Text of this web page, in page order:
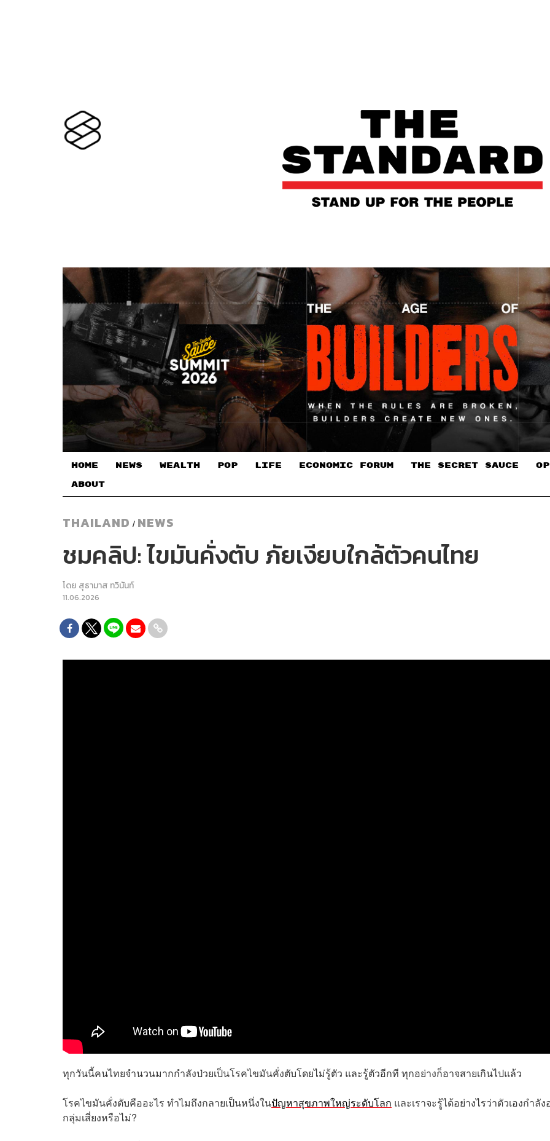
HOME NEWS WEALTH POP LIFE ECONOMIC FORUM THE SECRET SAUCE​
ABOUT
THAILAND / NEWS
ชมคลิป: ไขมันคั่งตับ ภัยเงียบใกล้ตัวคนไทย
โดย สุธามาส ทวินันท์
11.06.2026
ทุกวันนี้คนไทยจำนวนมากกำลังป่วยเป็นโรคไขมันคั่งตับโดยไม่รู้ตัว และรู้ตัวอีกที ทุกอย่างก็อาจสายเกินไปแล้ว
โรคไขมันคั่งตับคืออะไร ทำไมถึงกลายเป็นหนึ่งในปัญหาสุขภาพใหญ่ระดับโลก และเราจะรู้ได้อย่างไรว่าตัวเองกำลัง
กลุ่มเสี่ยงหรือไม่?